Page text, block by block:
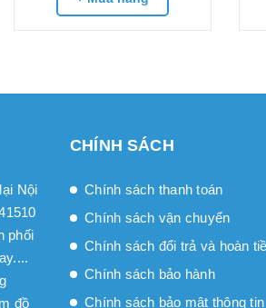
Nội
phối
đồ
CHÍNH SÁCH
Chính sách thanh toán
Chính sách vận chuyển
Chính sách đổi trả và hoàn
Chính sách bảo hành
Chính sách bảo mật thông tin